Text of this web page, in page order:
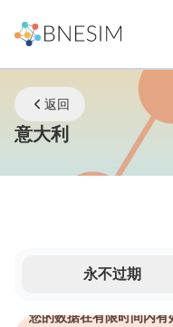
返回
意大利eSIM | 无论
永不过期
您的数据在有限时间内有